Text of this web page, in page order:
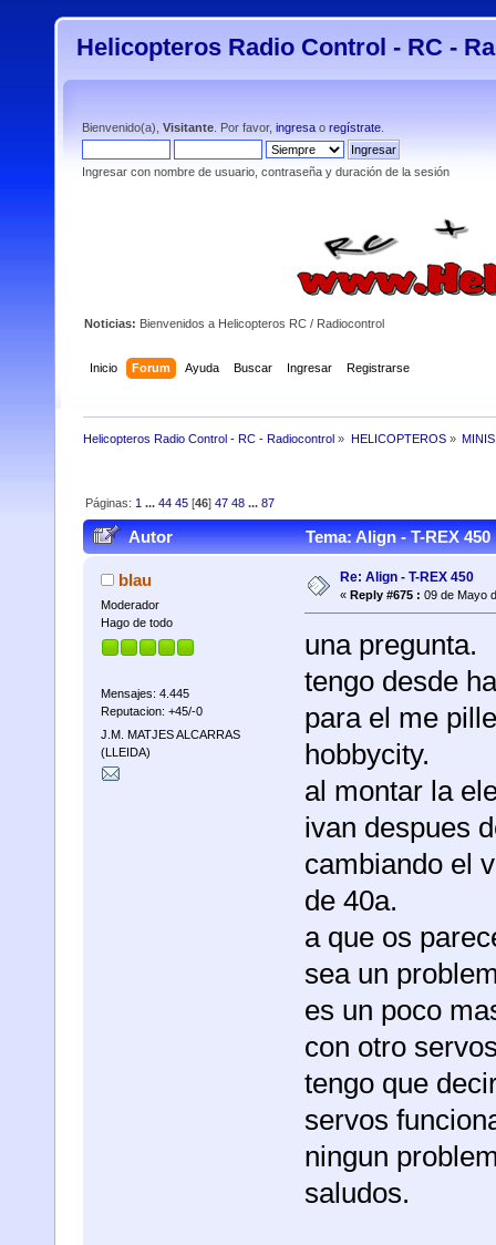
Helicopteros Radio Control - RC -
Bienvenido(a), Visitante . Por favor, ingresa o regístrate
Ingresar con nombre de usuario, contraseña y duración de la sesión
Noticias: Bienvenidos a Helicopteros RC / Radiocontrol
Inicio Forum Ayuda Buscar Ingresar Registrarse
Helicopteros Radio Control - RC - Radiocontrol » HELICOPTEROS»
Páginas: 1 ...44 45 [46]47 48 ...87
Autor Tema: Align - T-REX
blau
Moderador
Hago de todo
Mensajes: 4.445
Reputacion: +45/-0
J.M. MATJES ALCARRAS
(LLEIDA)
Re: Align - T-REX 450
« Reply #675 : 09 de Mayo
una pregunta.
tengo desde
para el me
hobbycity.
al montar la
ivan despues
cambiando el
de 40a.
a que os
sea un
es un poco
con otro
tengo que
servos
ningun
saludos.